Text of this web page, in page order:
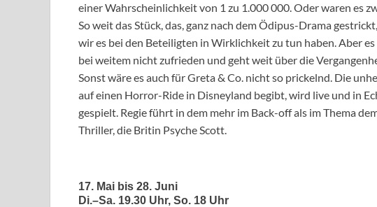
einer Wahrscheinlichkeit von 1 zu 1.000 000. Oder waren es
So weit das Stück, das, ganz nach dem Ödipus-Drama
wir es bei den Beteiligten in Wirklichkeit zu tun haben. Aber
bei weitem nicht zufrieden und geht weit über die
Sonst wäre es auch für Greta & Co. nicht so prickelnd. Die
auf einen Horror-Ride in Disneyland begibt, wird live und in
gespielt. Regie führt in dem mehr im Back-off als im Thema
Thriller, die Britin Psyche Scott.
17. Mai bis 28. Juni
Di.–Sa. 19.30 Uhr, So. 18 Uhr